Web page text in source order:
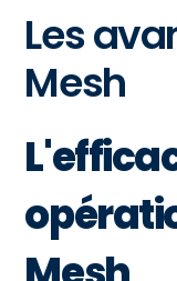
Les
Mesh